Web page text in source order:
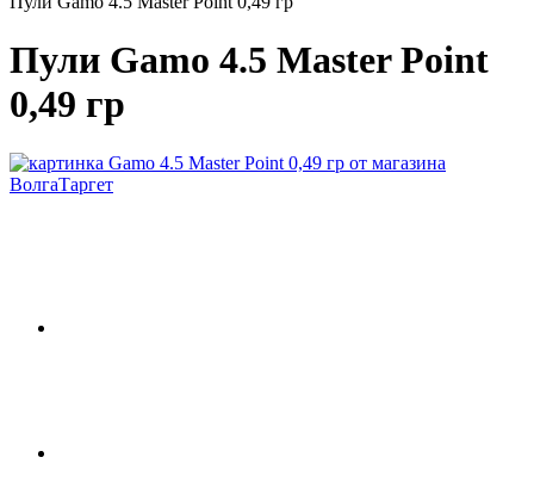
Пули Gamo 4.5 Master Point
0,49 гр